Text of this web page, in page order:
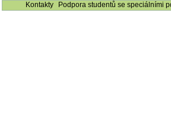
Kontakty
Podpora studentů se speciálními